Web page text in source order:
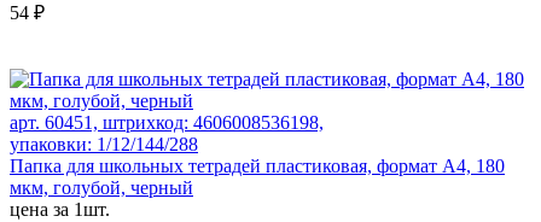
54 ₽
арт. 60451, штрихкод: 4606008536198,
упаковки: 1/12/144/288
Папка для школьных тетрадей пластиковая, формат А4, 180
мкм, голубой, черный
цена за 1шт.